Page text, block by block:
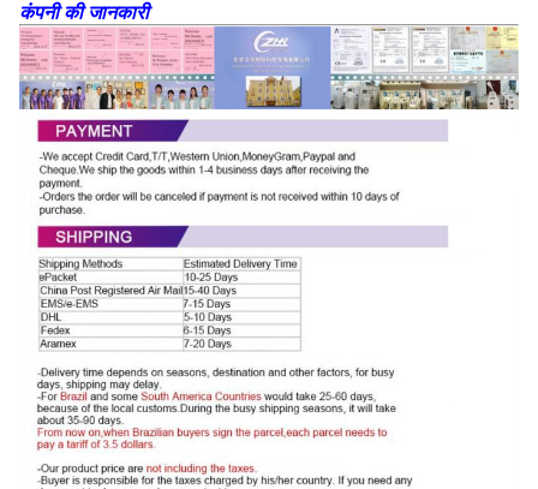
कंपनी की जानकारी